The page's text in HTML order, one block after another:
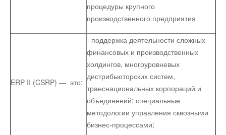
процедуры крупного
производственного предприятия
ERP II (CSRP) — это:
- поддержка деятельности сложных
финансовых и производственных
холдингов, многоуровневых
дистрибьюторских систем,
транснациональных корпораций и
объединений; специальные
методологии управления сквозными
бизнес-процессами;